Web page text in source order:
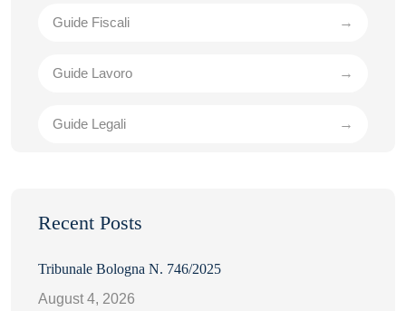
Guide Fiscali
Guide Lavoro
Guide Legali
Recent Posts
Tribunale Bologna N. 746/2025
August 4, 2026